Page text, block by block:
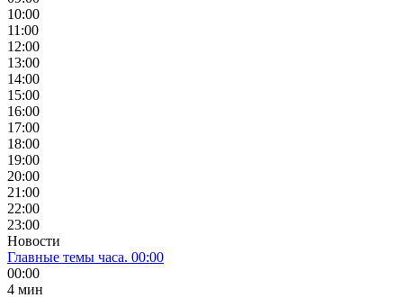
10:00
11:00
12:00
13:00
14:00
15:00
16:00
17:00
18:00
19:00
20:00
21:00
22:00
23:00
Новости
Главные темы часа. 00:00
00:00
4 мин